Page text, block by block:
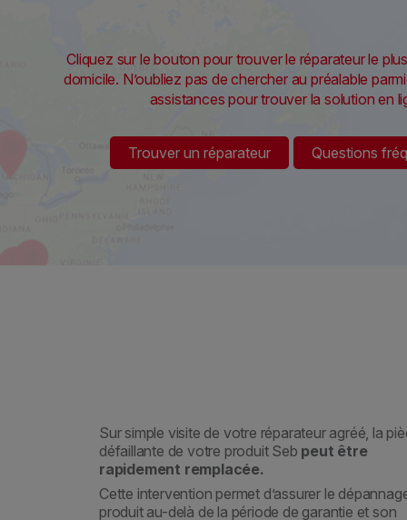
Cliquez sur le bouton pour trouver le réparateur le
domicile. N’oubliez pas de chercher au préalable
assistances pour trouver la solution en
Trouver un réparateur Questions
Sur simple visite de votre réparateur agréé, la
défaillante de votre produit Seb peut être
rapidement remplacée.
Cette intervention permet d’assurer le
produit au-delà de la période de garantie et son